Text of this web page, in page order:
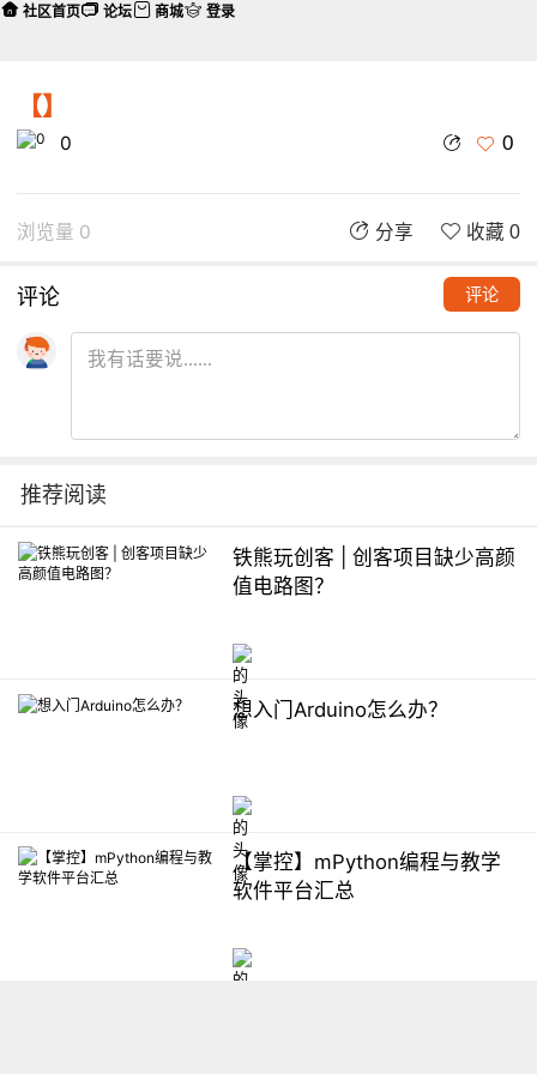
【】
0 0
浏览量 0 分享 收藏 0
评论 评论
推荐阅读
铁熊玩创客 | 创客项目缺少高颜
值电路图？
想入门Arduino怎么办？
【掌控】mPython编程与教学
软件平台汇总
社区首页 论坛 商城 登录